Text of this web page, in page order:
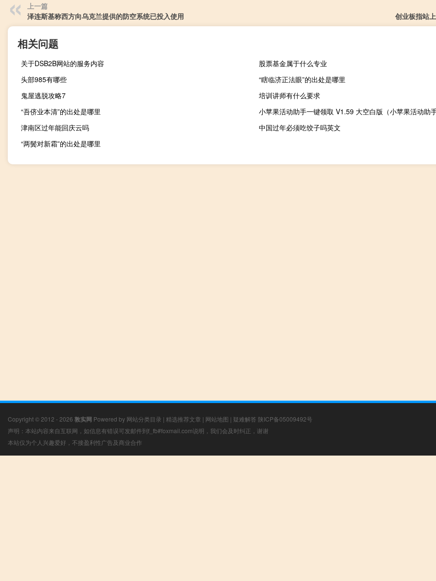
上一篇
泽连斯基称西方向乌克兰提供的防空系统已投入使用
创业板指站
相关问题
关于DSB2B网站的服务内容
股票基金属于什么专业
头部985有哪些
“瞎临济正法眼”的出处是哪里
鬼屋逃脱攻略7
培训讲师有什么要求
“吾侪业本清”的出处是哪里
津南区过年能回庆云吗
中国过年必须吃饺子吗英文
“两鬓对新霜”的出处是哪里
Copyright © 2012 - 2026 敦实网 Powered by 网站分类目录 | 精选推荐文章 | 网站地图 | 疑难解答 陕ICP备05009492号
声明：本站内容来自互联网，如信息有错误可发邮件到f_fb#foxmail.com说明，我们会及时纠正，谢谢
本站仅为个人兴趣爱好，不接盈利性广告及商业合作